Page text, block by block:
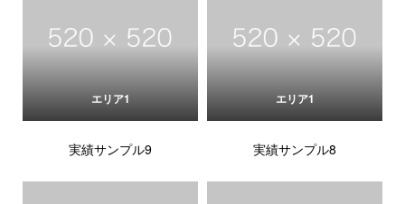
エリア1
実績サンプル9
エリア1
実績サンプル8